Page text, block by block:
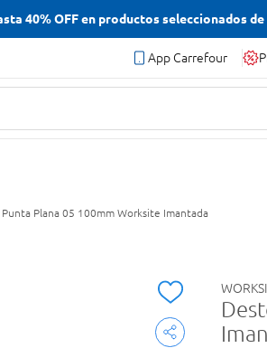
40% OFF en productos seleccionados de
App Carrefour
Plana 05 100mm Worksite Imantada